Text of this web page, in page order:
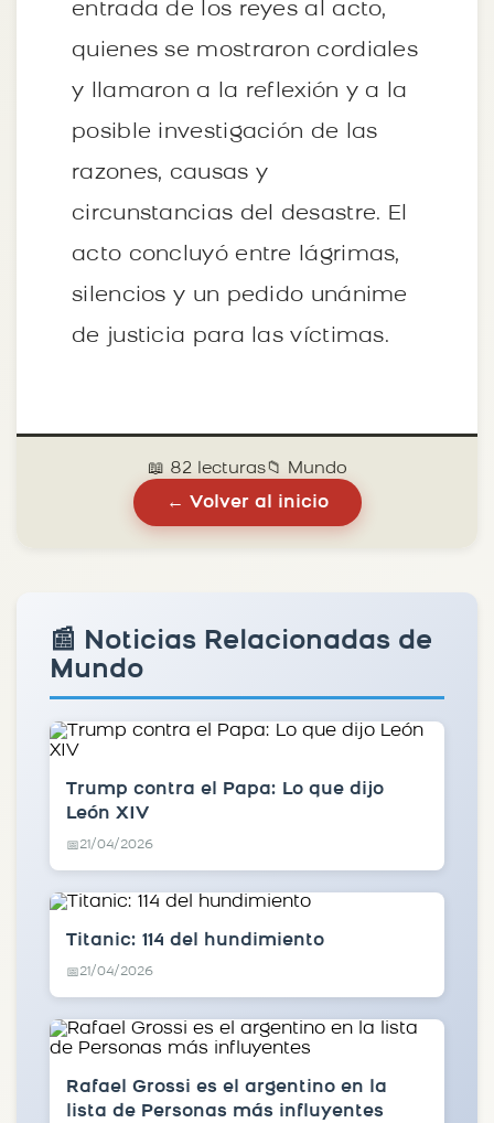
entrada de los reyes al acto,
quienes se mostraron cordiales
y llamaron a la reflexión y a la
posible investigación de las
razones, causas y
circunstancias del desastre. El
acto concluyó entre lágrimas,
silencios y un pedido unánime
de justicia para las víctimas.
📖 82 lecturas📁 Mundo
← Volver al inicio
📰 Noticias Relacionadas de
Mundo
Trump contra el Papa: Lo que dijo
León XIV
📅21/04/2026
Titanic: 114 del hundimiento
📅21/04/2026
Rafael Grossi es el argentino en la
lista de Personas más influyentes